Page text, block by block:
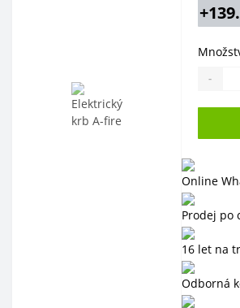
-
Online
Prodej po
16 let na
Odborná